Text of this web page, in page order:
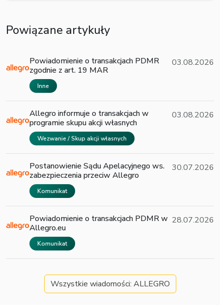
Powiązane artykuły
Powiadomienie o transakcjach PDMR
zgodnie z art. 19 MAR
Inne
03.08.2026
Allegro informuje o transakcjach w
programie skupu akcji własnych
Wezwanie / Skup akcji własnych
03.08.2026
Postanowienie Sądu Apelacyjnego ws.
zabezpieczenia przeciw Allegro
Komunikat
30.07.2026
Powiadomienie o transakcjach PDMR w
Allegro.eu
Komunikat
28.07.2026
Wszystkie wiadomości: ALLEGRO